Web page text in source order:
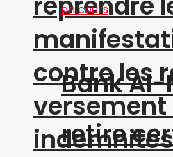
contre les
versement
indemnités
Bank
retire